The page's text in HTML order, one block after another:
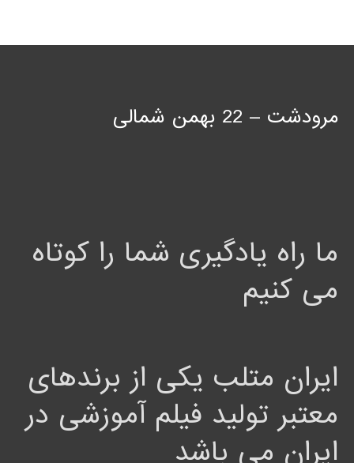
مرودشت – 22 بهمن شمالی
ما راه یادگیری شما را کوتاه
می کنیم
ایران متلب یکی از برندهای
معتبر تولید فیلم آموزشی در
ایران می باشد